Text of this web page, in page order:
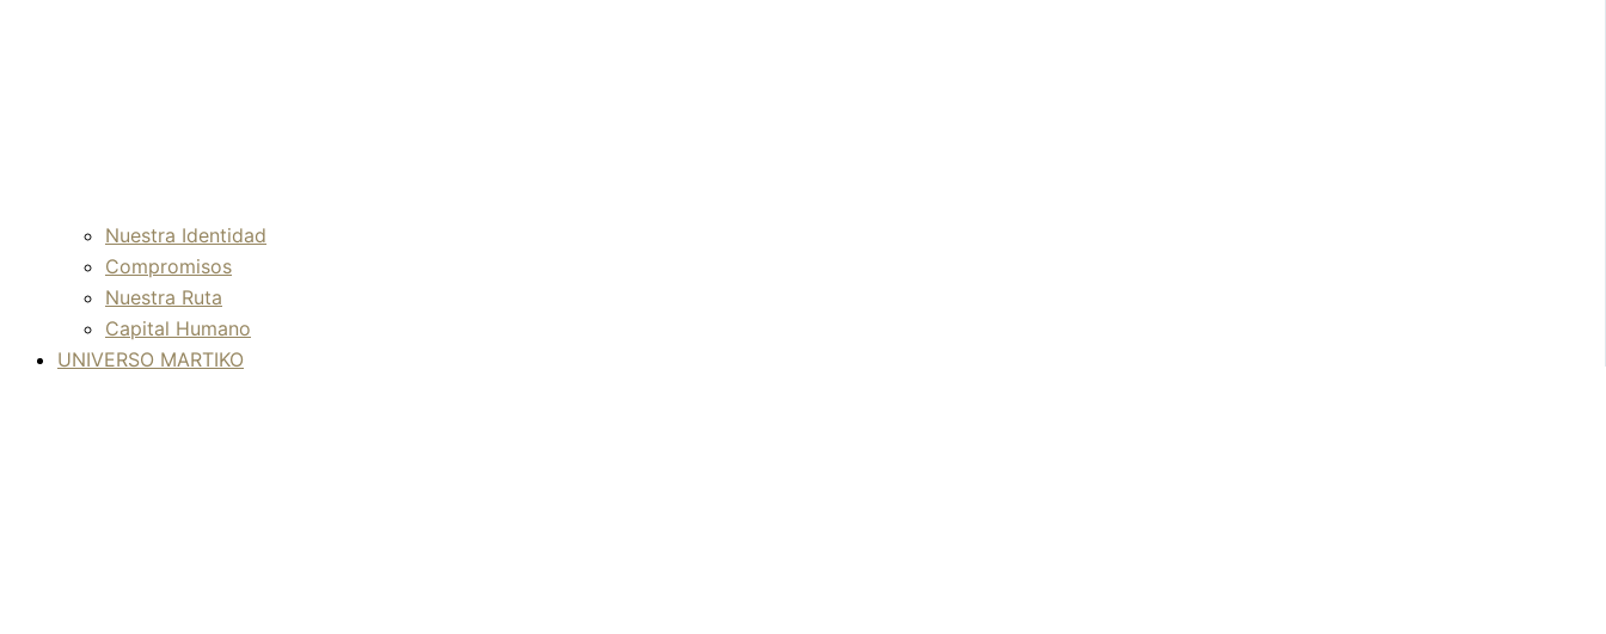
Nuestra Identidad
Compromisos
Nuestra Ruta
Capital Humano
UNIVERSO MARTIKO